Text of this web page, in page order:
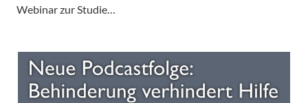
Webinar zur Studie…